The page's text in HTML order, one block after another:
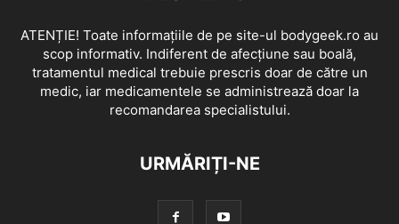
ATENȚIE! Toate informațiile de pe site-ul bodygeek.ro au
scop informativ. Indiferent de afecțiune sau boală,
tratamentul medical trebuie prescris doar de către un
medic, iar medicamentele se administrează doar la
recomandarea specialistului.
URMĂRIȚI-NE